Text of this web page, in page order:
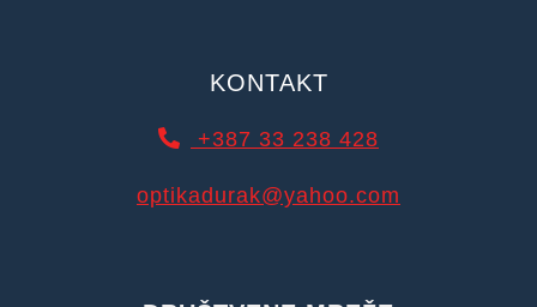
KONTAKT
+387 33 238 428
optikadurak@yahoo.com